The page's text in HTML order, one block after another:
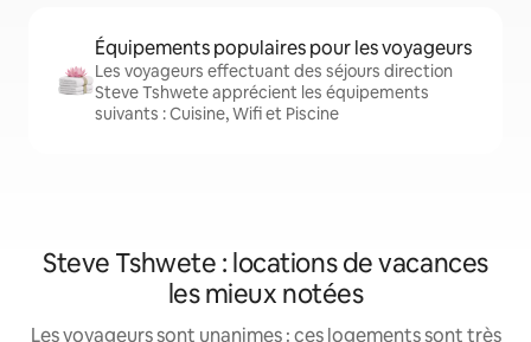
Équipements populaires pour les voyageurs
Les voyageurs effectuant des séjours direction
Steve Tshwete apprécient les équipements
suivants : Cuisine, Wifi et Piscine
Steve Tshwete : locations de vacances
les mieux notées
Les voyageurs sont unanimes : ces logements sont très